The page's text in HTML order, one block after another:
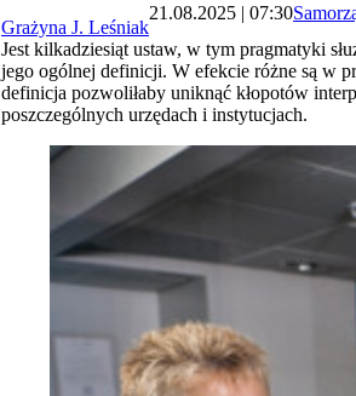
Grażyna J. Leśniak
21.08.2025 | 07:30
Jest kilkadziesiąt ustaw, w tym pragmatyki
jego ogólnej definicji. W efekcie różne są w
definicja pozwoliłaby uniknąć kłopotów
poszczególnych urzędach i instytucjach.